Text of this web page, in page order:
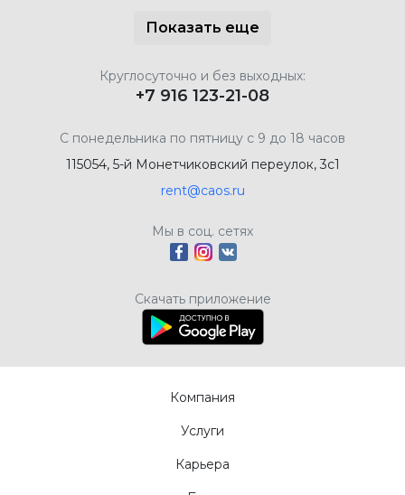
Показать еще
Круглосуточно и без выходных:
+7 916 123-21-08
С понедельника по пятницу с 9 до 18 часов
115054, 5-й Монетчиковский переулок, 3с1
rent@caos.ru
Мы в соц. сетях
Скачать приложение
Компания
Услуги
Карьера